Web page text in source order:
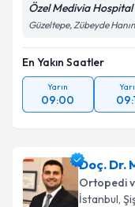
Özel Medivia
Güzeltepe, Zübeyde
En Yakın Saatler
Yarın
09:00
Doç. Dr.
Ortopedi
İstanbul,